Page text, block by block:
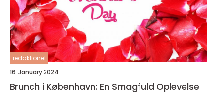
redaktionel
16. January 2024
Brunch i København: En Smagfuld Oplevelse